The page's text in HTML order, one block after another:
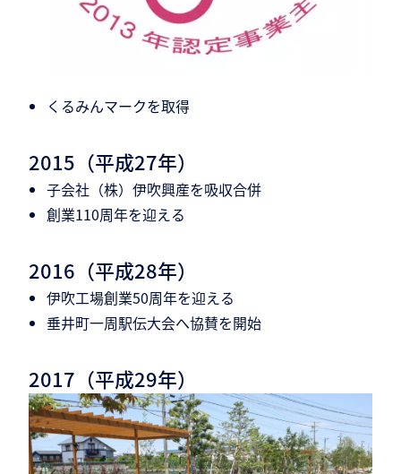
くるみんマークを取得
2015（平成27年）
子会社（株）伊吹興産を吸収合併
創業110周年を迎える
2016（平成28年）
伊吹工場創業50周年を迎える
垂井町一周駅伝大会へ協賛を開始
2017（平成29年）